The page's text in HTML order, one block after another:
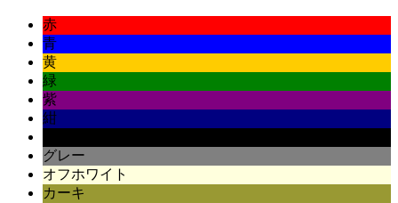
赤
青
黄
緑
紫
紺
グレー
オフホワイト
カーキ